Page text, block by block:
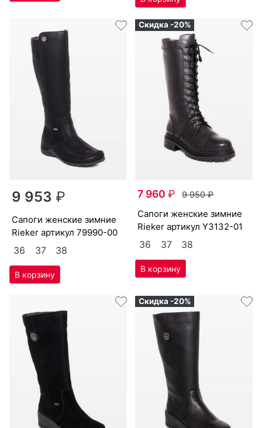
9 953₽
са­поги женс­кие зим­ние
Ri­eker артикул79990-00
36 37 38
Скидка -20%
7 960₽ 9 950₽
са­поги женс­кие зим­ние
Ri­eker артикулY3132-01
36 37 38
Скидка -20%